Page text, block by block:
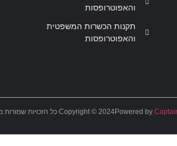
והאפוטרופסות
תקנות הכשרות המשפטית
והאפוטרופסות
Powered byCopyright © 2024 כל הזכויות שמורות משרד עורכת הדין אוריאן אסרף